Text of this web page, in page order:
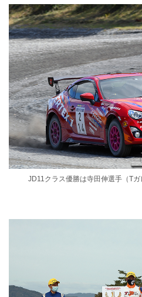
JD11クラス優勝は寺田伸選手（Tガ